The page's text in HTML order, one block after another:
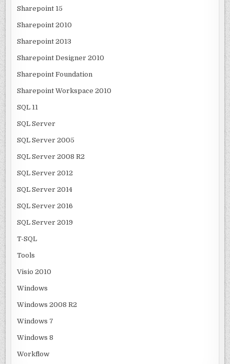
Sharepoint 15
Sharepoint 2010
Sharepoint 2013
Sharepoint Designer 2010
Sharepoint Foundation
Sharepoint Workspace 2010
SQL 11
SQL Server
SQL Server 2005
SQL Server 2008 R2
SQL Server 2012
SQL Server 2014
SQL Server 2016
SQL Server 2019
T-SQL
Tools
Visio 2010
Windows
Windows 2008 R2
Windows 7
Windows 8
Workflow